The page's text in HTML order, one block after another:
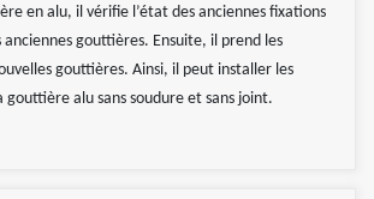
en alu, il vérifie l’état des anciennes fixations
gouttières. Ensuite, il prend les
gouttières. Ainsi, il peut installer les
gouttière alu sans soudure et sans joint.